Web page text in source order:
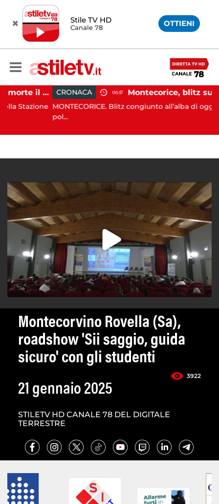
Stile TV HD
Canale 78 OTTIENI
Striano, minaccia di morte il sindaco: 67enne ai domiciliari CRONACA 06:17
MONTECORICE. Blitz congiunto all’alba di oggi da
Montecorvino Rovella (Sa),
roadshow 'Sii saggio, guida
sicuro' con gli studenti
3922
21 gennaio 2025
STILETV HD CANALE 78 DEL DIGITALE
TERRESTRE